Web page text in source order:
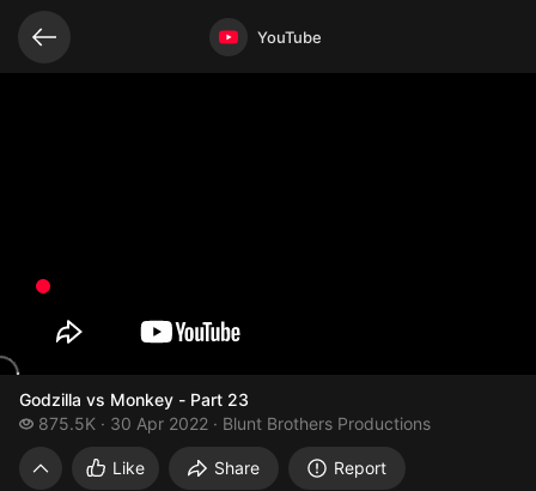
Video opened YouTube
Godzilla vs Monkey - Part 23
Godzilla vs Monkey - Part 23
875.5K
875.5 thousand views
30 Apr 2022 Blunt Brothers Productions
Like Share Report
Related videos